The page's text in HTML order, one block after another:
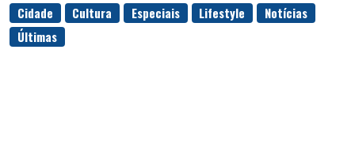
Cidade
Cultura Especiais Lifestyle
Notícias
Últimas